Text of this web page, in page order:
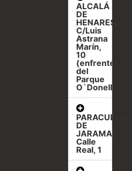
ALCALÁ
DE
HENARES,
C/Luis
Astrana
Marín,
10
(enfrente
del
Parque
O`Donell)
PARACUELLOS
DE
JARAMA,
Calle
Real, 1